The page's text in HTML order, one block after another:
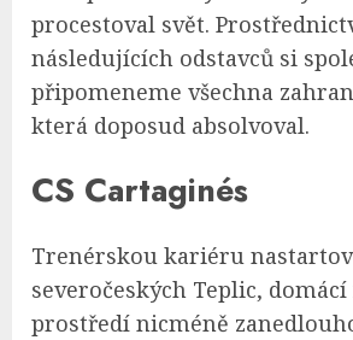
procestoval svět.
následujících odstavců si
připomeneme všechna
která doposud absolvoval.
CS Cartaginés
Trenérskou kariéru
severočeských Teplic,
prostředí nicméně